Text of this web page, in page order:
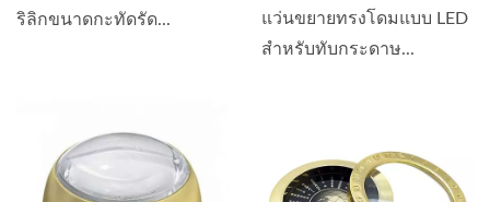
ริลิกขนาดกะทัดรัด...
แว่นขยายทรงโดมแบบ LED
สำหรับทับกระดาษ...